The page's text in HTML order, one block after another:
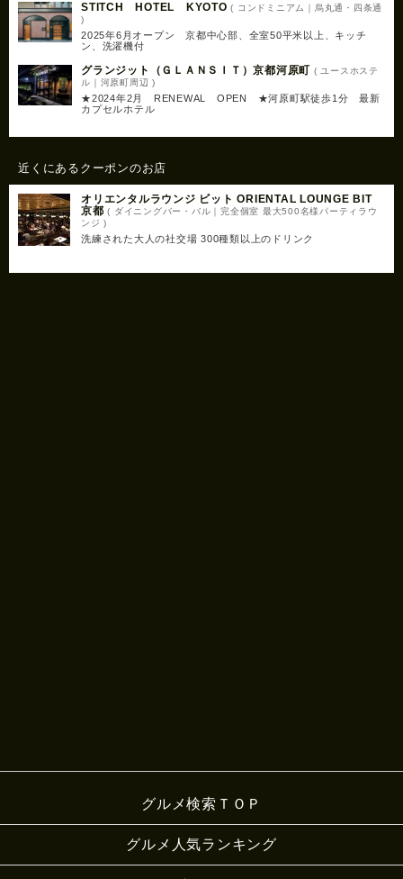
STITCH HOTEL KYOTO ( コンドミニアム｜烏丸通・四条通
)
2025年6月オープン 京都中心部、全室50平米以上、キッチ
ン、洗濯機付
グランジット（ＧＬＡＮＳＩＴ）京都河原町 ( ユースホステ
ル｜河原町周辺 )
★2024年2月 RENEWAL OPEN ★河原町駅徒歩1分 最新
カプセルホテル
近くにあるクーポンのお店
オリエンタルラウンジ ビット ORIENTAL LOUNGE BIT
京都 ( ダイニングバー・バル｜完全個室 最大500名様パーティラウ
ンジ )
洗練された大人の社交場 300種類以上のドリンク
グルメ検索ＴＯＰ
グルメ人気ランキング